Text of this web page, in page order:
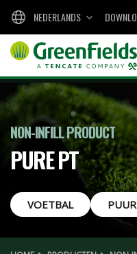
NEDERLANDS
NON-INFILL PRODUCT
PURE PT
VOETBAL PUUR